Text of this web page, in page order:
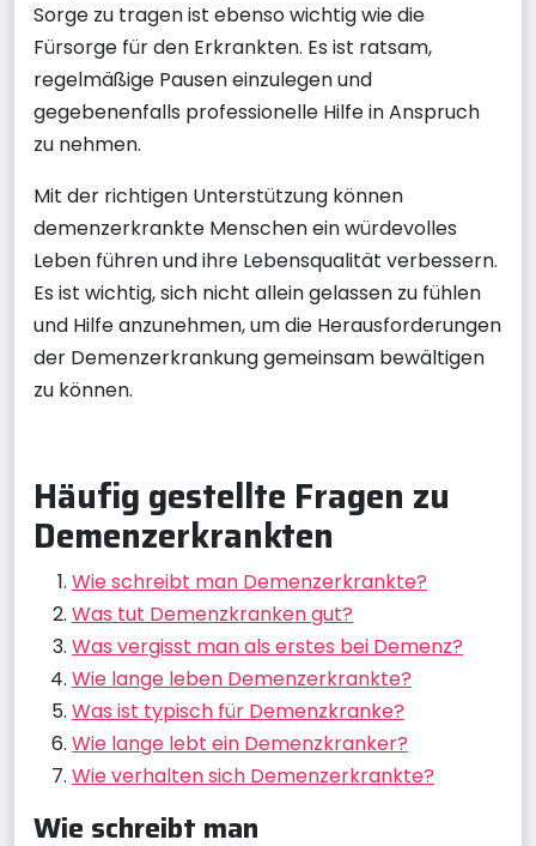
Sorge zu tragen ist ebenso wichtig wie die
Fürsorge für den Erkrankten. Es ist ratsam,
regelmäßige Pausen einzulegen und
gegebenenfalls professionelle Hilfe in Anspruch
zu nehmen.
Mit der richtigen Unterstützung können
demenzerkrankte Menschen ein würdevolles
Leben führen und ihre Lebensqualität verbessern.
Es ist wichtig, sich nicht allein gelassen zu fühlen
und Hilfe anzunehmen, um die Herausforderungen
der Demenzerkrankung gemeinsam bewältigen
zu können.
Häufig gestellte Fragen zu
Demenzerkrankten
Wie schreibt man Demenzerkrankte?
Was tut Demenzkranken gut?
Was vergisst man als erstes bei Demenz?
Wie lange leben Demenzerkrankte?
Was ist typisch für Demenzkranke?
Wie lange lebt ein Demenzkranker?
Wie verhalten sich Demenzerkrankte?
Wie schreibt man